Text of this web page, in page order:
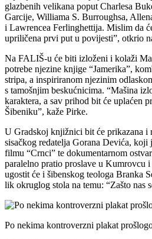
glazbenih velikana poput Charlesa
Garcije, Williama S. Burroughsa,
i Lawrencea Ferlinghettija. Mislim da
upriličena prvi put u povijesti”, otkrio
Na FALIŠ-u će biti izloženi i kolaži
potrebe njezine knjige “Jamerika”,
stripa, a inspiriranom njezinim
s tamošnjim beskućnicima. “Mašina
karaktera, a sav prihod bit će uplaćen
Šibeniku”, kaže Pirke.
U Gradskoj knjižnici bit će prikazana i
sisačkog redatelja Gorana Devića,
filmu “Crnci” te dokumentarnom
paralelno pratio proslave u Kumrovcu
ugostit će i šibenskog teologa Branka
lik okruglog stola na temu: “Zašto nas
Po nekima kontroverzni plakat